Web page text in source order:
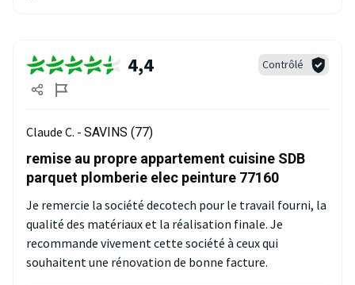
4,4 Contrôlé
Claude C. - SAVINS (77)
remise au propre appartement cuisine SDB
parquet plomberie elec peinture 77160
Je remercie la société decotech pour le travail fourni, la
qualité des matériaux et la réalisation finale. Je
recommande vivement cette société à ceux qui
souhaitent une rénovation de bonne facture.